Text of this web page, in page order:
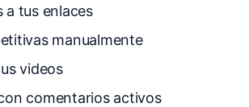
a tus enlaces
manualmente
videos
comentarios activos